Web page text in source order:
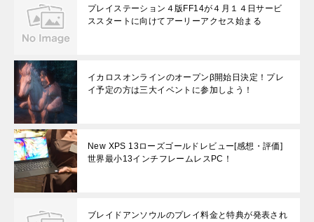
プレイステーション４版FF14が４月１４日サービ
ススタートに向けてアーリーアクセス始まる
イカロスオンラインのオープンβ開始日決定！プレ
イ予定の方は三大イベントに参加しよう！
New XPS 13ローズゴールドレビュー[感想・評価]
世界最小13インチフレームレスPC！
ブレイドアンソウルのプレイ料金と特典が発表され